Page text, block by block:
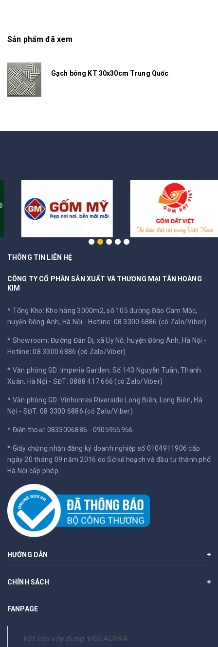
Sản phẩm đã xem
Gạch bông KT 30x30cm Trung Quốc
THÔNG TIN LIÊN HỆ
CÔNG TY CỔ PHẦN SẢN XUẤT VÀ THƯƠNG MẠI TÂN HOÀNG
KIM
* Tổng Kho: Kho hàng 3000m2, số 105 đường Đào Cam Mộc,
huyện Đông Anh, Hà Nội -Hotline: 08 3300 6886 (có Zalo/Viber)
* Showroom: Đường Đản Dị, xã Uy Nỗ, huyện Đông Anh, Hà Nội -
Hotline: 08 3300 6886 (có Zalo/Viber)
* Văn phòng GD: Imperia Garden, Số 143 Nguyễn Tuân, Thanh
Xuân, Hà Nội - SĐT: 0888 417 666 (có Zalo/Viber)
* Văn phòng GD: Vinhomes Riverside Long Biên, Long Biên, Hà
Nội - SĐT: 08 3300 6886 (có Zalo/Viber)
* Điện thoại: 0833006886 - 0905955956
* Giấy chứng nhận đăng ký doanh nghiệp số 0104911906 cấp
ngày 20 tháng 09 năm 2016 do Sở kế hoạch và đầu tư thành phố
Hà Nội cấp phép
HƯỚNG DẪN
CHÍNH SÁCH
FANPAGE
Vật liệu xây dựng VIGLACERA